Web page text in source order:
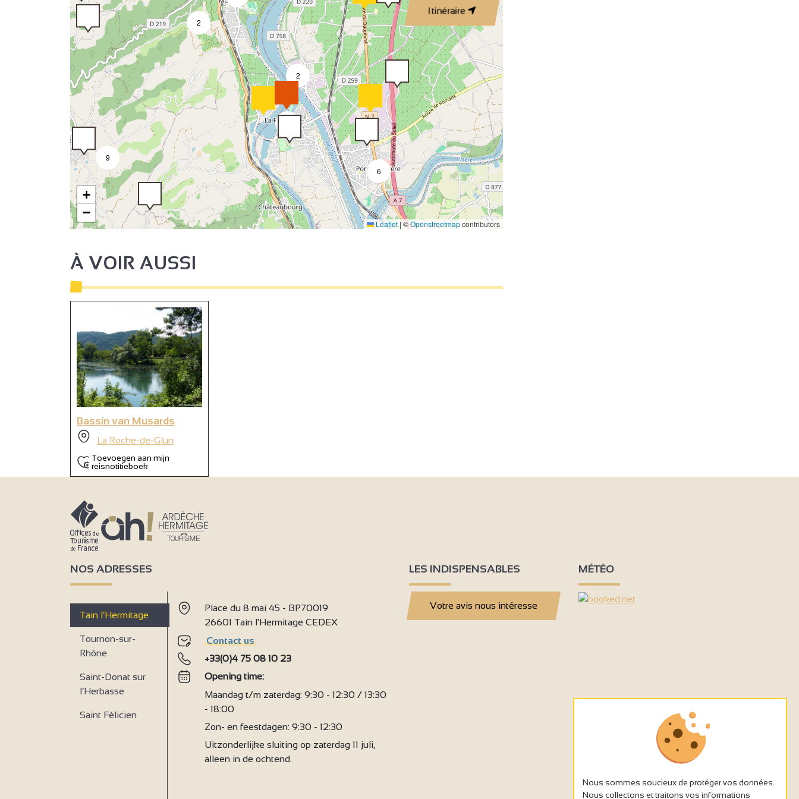
Itinéraire
2
9
2
6
+
−
Leaflet |©Openstreetmapcontributors
À VOIR AUSSI
Bassin van Musards
La Roche-de-Glun
Toevoegen aan mijn
reisnotitieboek
NOS ADRESSES
Tain l’Hermitage
Tournon-sur-
Rhône
Saint-Donat sur
l’Herbasse
Saint Félicien
Place du 8 mai 45 - BP70019
26601 Tain l'Hermitage CEDEX
Contact us
+33(0)4 75 08 10 23
Opening time:
Maandag t/m zaterdag: 9:30 - 12:30 / 13:30
- 18:00
Zon- en feestdagen: 9:30 - 12:30
Uitzonderlijke sluiting op zaterdag 11 juli,
alleen in de ochtend.
LES INDISPENSABLES
Votre avis nous intéresse
MÉTÉO
Nous sommes soucieux de protéger vos données.
Nous collectons et traitons vos informations